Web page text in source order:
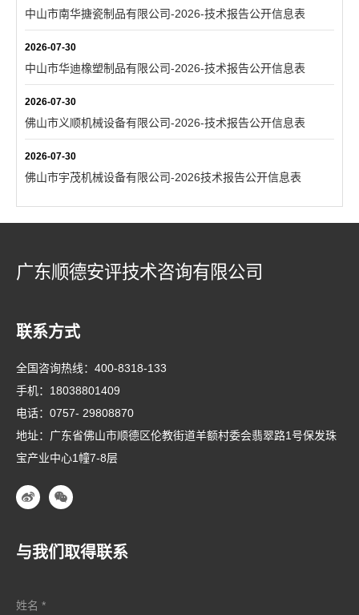
中山市南华搪瓷制品有限公司-2026-技术报告公开信息表
2026-07-30
中山市华迪橡塑制品有限公司-2026-技术报告公开信息表
2026-07-30
佛山市义顺机械设备有限公司-2026-技术报告公开信息表
2026-07-30
佛山市宇茂机械设备有限公司-2026技术报告公开信息表
广东顺德安评技术咨询有限公司
联系方式
全国咨询热线： 400-8318-133
手机： 18038801409
电话： 0757- 29808870
地址：广东省佛山市顺德区伦教街道羊额村委会翡翠路1号保发珠
宝产业中心1幢7-8层
与我们取得联系